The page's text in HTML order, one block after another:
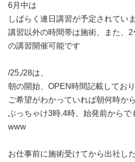
6月中は
しばらく連日講習が予定されていま
講習以外の時間帯は施術、また、
の講習開催可能です
/25,/28は、
朝の開始、OPEN時間記載してお
ご希望がわかっていれば朝何時から
ぶっちゃけ3時.4時、始発前からで
www
お仕事前に施術受けてから出社し